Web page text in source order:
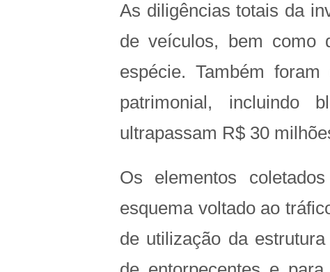
As diligências totais da
de veículos, bem como
espécie. Também
patrimonial, incluindo
ultrapassam R$ 30
Os elementos
esquema voltado ao
de utilização da